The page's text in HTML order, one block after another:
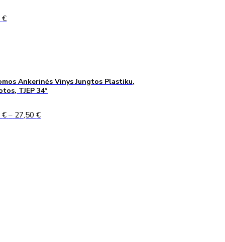
€
Ankerinės Vinys Jungtos Plastiku,
TJEP 34°
€ – 27,50€Price